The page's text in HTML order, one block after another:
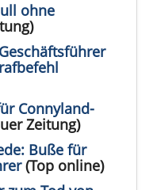
ohne
Connyland-
Zeitung)
Buße für
(Top online)